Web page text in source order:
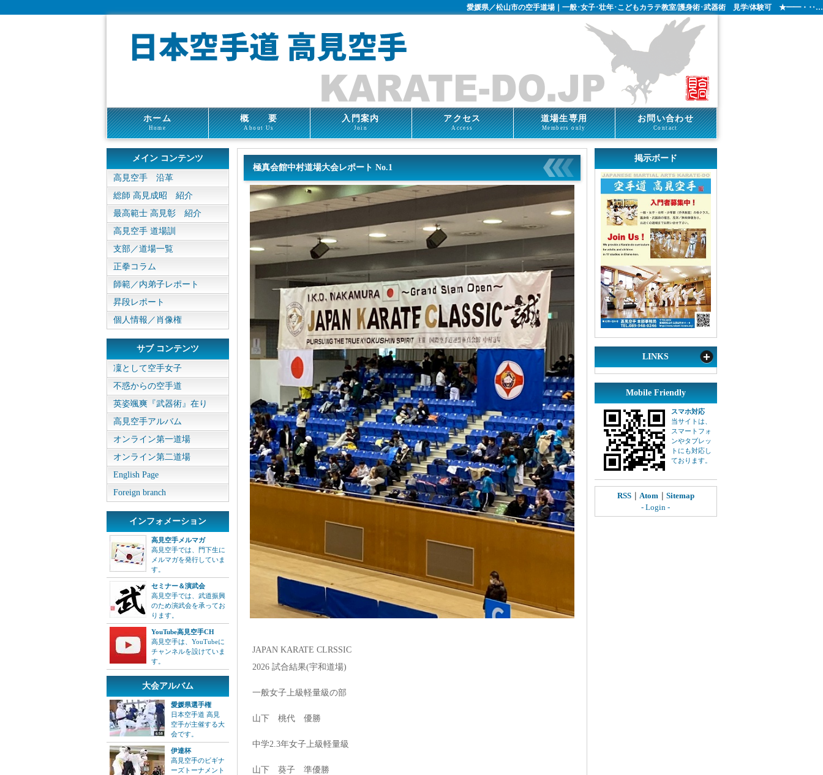
愛媛県／松山市の空手道場｜一般･女子･壮年･こどもカラテ教室/護身術･武器術 見学/体験可 ★━━・‥…
ホーム
Home
概 要
About Us
入門案内
Join
アクセス
Access
道場生専用
Members only
お問い合わせ
Contact
極真会館中村道場大会レポート No.1
JAPAN KARATE CLRSSIC
2026 試合結果(宇和道場)
一般女子上級軽量級の部
山下 桃代 優勝
中学2.3年女子上級軽量級
山下 葵子 準優勝
メイン コンテンツ
高見空手 沿革
総師 高見成昭 紹介
最高範士 高見彰 紹介
高見空手 道場訓
支部／道場一覧
正拳コラム
師範／内弟子レポート
昇段レポート
個人情報／肖像権
サブ コンテンツ
凜として空手女子
不惑からの空手道
英姿颯爽『武器術』在り
高見空手アルバム
オンライン第一道場
オンライン第二道場
English Page
Foreign branch
インフォメーション
高見空手メルマガ
高見空手では、門下生に
メルマガを発行していま
す。
セミナー＆演武会
高見空手では、武道振興
のため演武会を承ってお
ります。
YouTube高見空手CH
高見空手は、YouTubeに
チャンネルを設けていま
す。
大会アルバム
愛媛県選手権
日本空手道 高見
空手が主催する大
会です。
伊達杯
高見空手のビギナ
ーズトーナメント
掲示ボード
LINKS
Mobile Friendly
スマホ対応
当サイトは、
スマートフォ
ンやタブレッ
トにも対応し
ております。
RSS｜ Atom ｜ Sitemap
- Login -